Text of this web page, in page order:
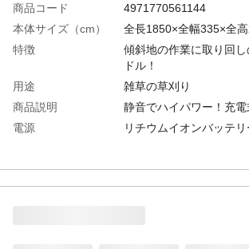
商品コード
4971770561144
本体サイズ（cm）
全長1850×全幅335×全
特徴
傾斜地の作業に取り回
ドル！
用途
雑草の草刈り
商品説明
静音でハイパワー！充
電源
リチウムイオンバッテリ
付属品／セット内容
18Vバッテリー (2.5 Ah)
ナット 4個、チップソー